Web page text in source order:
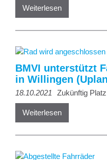
Weiterlesen
BMVI unterstützt
in Willingen
18.10.2021 Zukünftig
Weiterlesen